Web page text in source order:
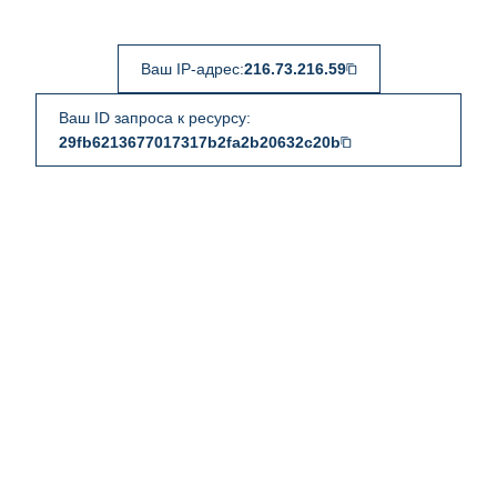
Ваш IP-адрес:216.73.216.59
Ваш ID запроса к ресурсу:
29fb6213677017317b2fa2b20632c20b